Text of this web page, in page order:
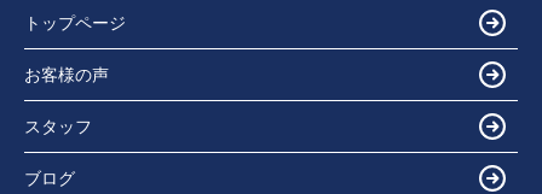
トップページ
お客様の声
スタッフ
ブログ